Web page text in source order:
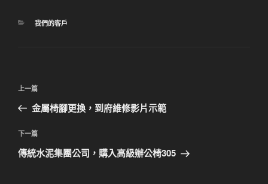
分
我們的客戶
文
導
覽
上
一
文
章
上一篇
金屬椅腳更換，到府維修影片示範
下
一
下一篇
傳統水泥集團公司，購入高級辦公椅305